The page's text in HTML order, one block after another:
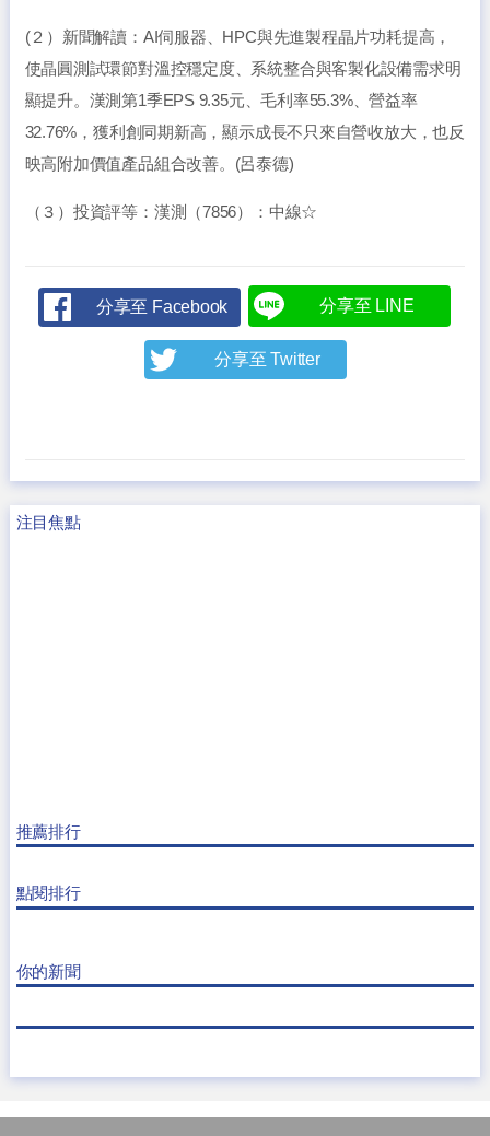
(２）新聞解讀：AI伺服器、HPC與先進製程晶片功耗提高，
使晶圓測試環節對溫控穩定度、系統整合與客製化設備需求明
顯提升。漢測第1季EPS 9.35元、毛利率55.3%、營益率
32.76%，獲利創同期新高，顯示成長不只來自營收放大，也反
映高附加價值產品組合改善。(呂泰德)
（３）投資評等：漢測（7856）：中線☆
分享至 Facebook 分享至 LINE
分享至 Twitter
注目焦點
推薦排行
點閱排行
你的新聞